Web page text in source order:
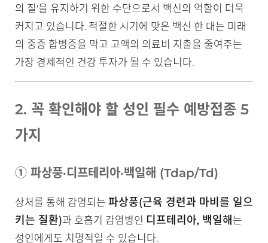
의 질'을 유지하기 위한 수단으로서 백신의 역할이 더욱
커지고 있습니다. 적절한 시기에 맞은 백신 한 대는 미래
의 중증 합병증을 막고 고액의 의료비 지출을 줄여주는
가장 경제적인 건강 투자가 될 수 있습니다.
2. 꼭 확인해야 할 성인 필수 예방접종 5
가지
① 파상풍·디프테리아·백일해 (Tdap/Td)
상처를 통해 감염되는 파상풍(근육 경련과 마비를 일으
키는 질환)과 호흡기 감염병인 디프테리아, 백일해 는
성인에게도 치명적일 수 있습니다.